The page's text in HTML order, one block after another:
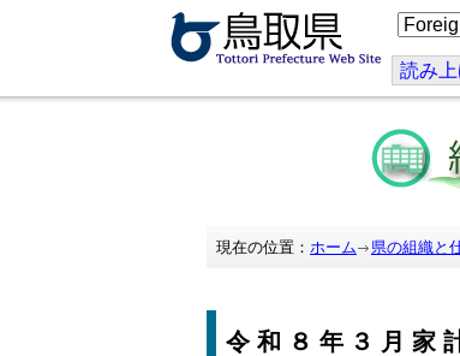
こ
の
ジ
を
訳
す
る
読み
現在の位置： ホーム 県の組織と
令和８年３月家